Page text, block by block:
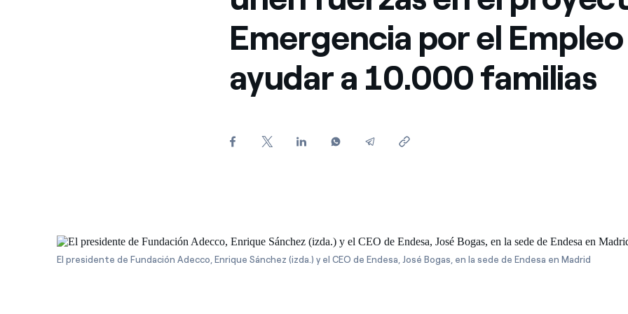
Ofertas para autónomos y Pymes
¿Gestionas varias comunidades de propietarios?
Emergencia por el
ayudar a 10.000 familias
El presidente de Fundación Adecco, Enrique Sánchez (izda.) y el CEO de Endesa, José Bogas, en la sede de Endesa en Madrid